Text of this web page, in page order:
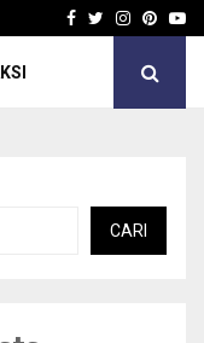
Riko Goes to School,
Facebook
Twitter
CARI